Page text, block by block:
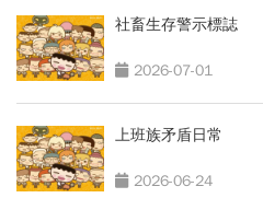
社畜生存警示標誌
2026-07-01
上班族矛盾日常
2026-06-24